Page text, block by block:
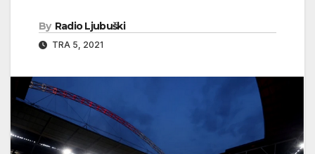
By Radio Ljubuški
TRA 5, 2021